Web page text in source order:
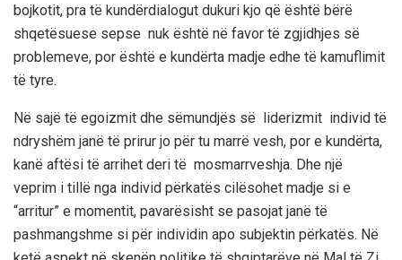
bojkotit, pra të kundërdialogut dukuri kjo që është bërë
shqetësuese sepse nuk është në favor të zgjidhjes së
problemeve, por është e kundërta madje edhe të kamuflimit
të tyre.
Në sajë të egoizmit dhe sëmundjës së liderizmit individ të
ndryshëm janë të prirur jo për tu marrë vesh, por e kundërta,
kanë aftësi të arrihet deri të mosmarrveshja. Dhe një
veprim i tillë nga individ përkatës cilësohet madje si e
“arritur” e momentit, pavarësisht se pasojat janë të
pashmangshme si për individin apo subjektin përkatës. Në